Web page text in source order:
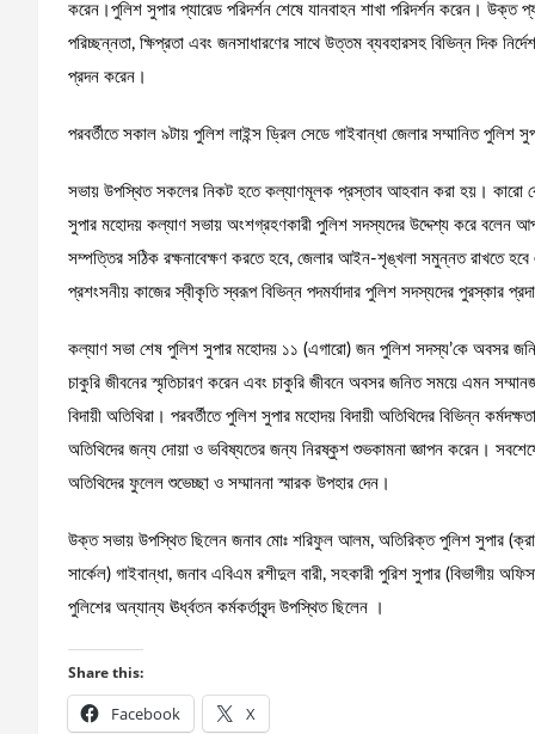
করেন।পুলিশ সুপার প্যারেড পরিদর্শন শেষে যানবাহন শাখা পরিদর্শন করেন। উক্ত
পরিচ্ছন্নতা, ক্ষিপ্রতা এবং জনসাধারণের সাথে উত্তম ব্যবহারসহ বিভিন্ন দিক
প্রদন করেন।
পরবর্তীতে সকাল ৯টায় পুলিশ লাইন্স ড্রিল সেডে গাইবান্ধা জেলার সম্মানিত পুলিশ
সভায় উপস্থিত সকলের নিকট হতে কল্যাণমূলক প্রস্তাব আহবান করা হয়। কারো
সুপার মহোদয় কল্যাণ সভায় অংশগ্রহণকারী পুলিশ সদস্যদের উদ্দেশ্য করে বলেন
সম্পত্তির সঠিক রক্ষনাবেক্ষণ করতে হবে, জেলার আইন-শৃঙ্খলা সমুন্নত রাখতে
প্রশংসনীয় কাজের স্বীকৃতি স্বরূপ বিভিন্ন পদমর্যাদার পুলিশ সদস্যদের পুরস্কার
কল্যাণ সভা শেষ পুলিশ সুপার মহোদয় ১১ (এগারো) জন পুলিশ সদস্য’কে অবসর জনিত
চাকুরি জীবনের স্মৃতিচারণ করেন এবং চাকুরি জীবনে অবসর জনিত সময়ে এমন
বিদায়ী অতিথিরা। পরবর্তীতে পুলিশ সুপার মহোদয় বিদায়ী অতিথিদের বিভিন্ন
অতিথিদের জন্য দোয়া ও ভবিষ্যতের জন্য নিরষ্কুশ শুভকামনা জ্ঞাপন করেন।
অতিথিদের ফুলেল শুভেচ্ছা ও সম্মাননা স্মারক উপহার দেন।
উক্ত সভায় উপস্থিত ছিলেন জনাব মোঃ শরিফুল আলম, অতিরিক্ত পুলিশ সুপার
সার্কেল) গাইবান্ধা, জনাব এবিএম রশীদুল বারী, সহকারী পুরিশ সুপার (বিভাগীয়
পুলিশের অন্যান্য ঊর্ধ্বতন কর্মকর্তাবৃন্দ উপস্থিত ছিলেন ।
Share this:
Facebook X